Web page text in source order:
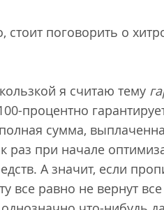
поговорить о
я считаю тему
процентно
сумма,
раз при начале
А значит, если
все равно не вернут